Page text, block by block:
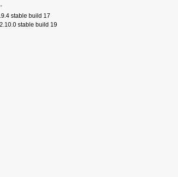
stable build 17
stable build 19